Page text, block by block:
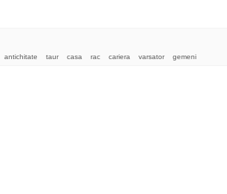
antichitate taur casa rac cariera varsator gemeni